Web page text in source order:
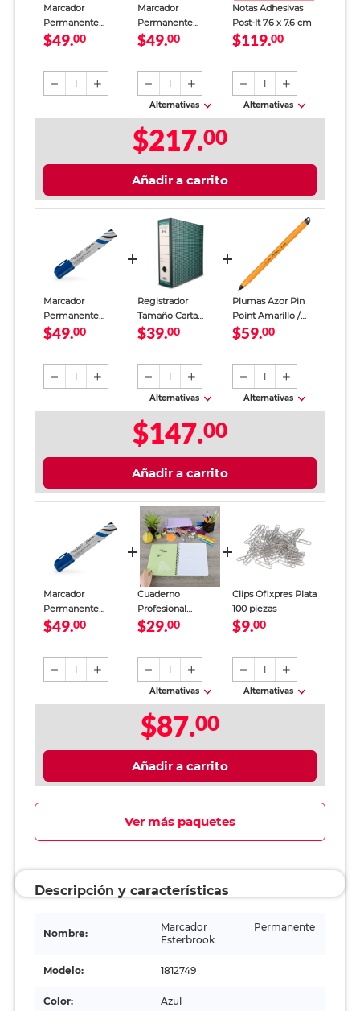
Marcador
Permanente
Sharpie Esterbrook
$49.00
1
Marcador
Permanente
Sharpie Esterbrook
$49.00
1
Alternativas
Notas Adhesivas
Post-It 7.6 x 7.6 cm
$119.00
1
Alternativas
$217.00
Añadir a carrito
Marcador
Permanente
Sharpie Esterbrook
$49.00
1
Registrador
Tamaño Carta
Office Depot
$39.00
1
Alternativas
Plumas Azor Pin
Point Amarillo /
Punto fino / Tinta
$59.00
1
Alternativas
$147.00
Añadir a carrito
Marcador
Permanente
Sharpie Esterbrook
$49.00
1
Cuaderno
Profesional
SkyBook Go Plus
$29.00
1
Alternativas
Clips Ofixpres Plata
100 piezas
$9.00
1
Alternativas
$87.00
Añadir a carrito
Ver más paquetes
Descripción y características
Nombre:
Marcador Permanente
Esterbrook
Modelo: 1812749
Color: Azul